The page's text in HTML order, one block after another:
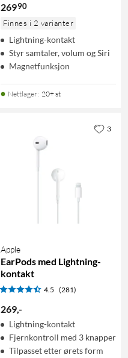
26990
Finnes i 2 varianter
Lightning-kontakt
Styr samtaler, volum og Siri
Magnetfunksjon
Nettlager: 20+ st
Apple
EarPods med Lightning-
kontakt
4.5 (281)
269,-
Lightning-kontakt
Fjernkontroll med 3 knapper
Tilpasset etter ørets form
3